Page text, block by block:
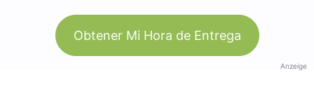
Obtener Mi Hora de Entrega
Anzeige